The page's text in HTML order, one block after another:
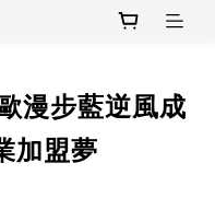
漫步藍逆風成
加盟夢